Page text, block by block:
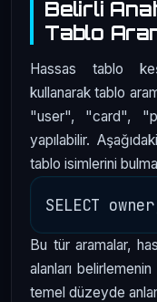
Belirli
Tablo
Hassas tablo
kullanarak tablo
"user", "card",
yapılabilir.
tablo isimlerini
Bu tür aramalar,
alanları
temel düzeyde